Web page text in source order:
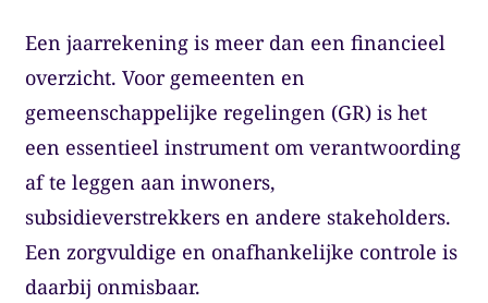
Een jaarrekening is meer dan een financieel
overzicht. Voor gemeenten en
gemeenschappelijke regelingen (GR) is het
een essentieel instrument om verantwoording
af te leggen aan inwoners,
subsidieverstrekkers en andere stakeholders.
Een zorgvuldige en onafhankelijke controle is
daarbij onmisbaar.